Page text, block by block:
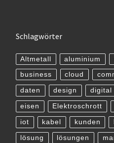
Schlagwörter
Altmetall aluminium
business cloud
daten design digital
eisen Elektroschrott
iot kabel kunden
lösung lösungen